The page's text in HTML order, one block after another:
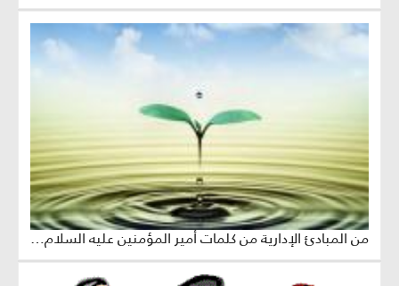
من المبادئ الإدارية من كلمات أمير المؤمنين عليه السلام: "معايير اختيار الشخص الصالح للموقع المناسب"